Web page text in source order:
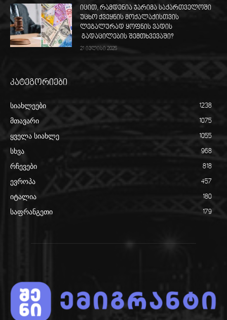
იცით, რამდენია ჯარიმა საქართველოში
უცხო ქვეყნის მოქალაქისთვის
ლეგალურად ყოფნის ვადის
გადაცილების შემთხვევაში?
21 ივლისი 2025
კატეგორიები
სიახლეები 1238
მთავარი 1075
ყველა სიახლე 1055
სხვა 968
რჩევები 818
ევროპა 457
იტალია 180
საფრანგეთი 179